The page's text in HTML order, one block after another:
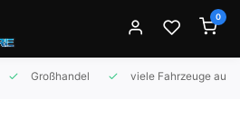
0
Großhandel viele Fahrzeuge auf